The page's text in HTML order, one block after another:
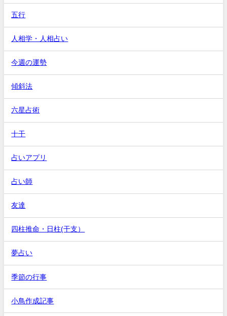
五行
人相学・人相占い
今週の運勢
傾斜法
六星占術
十干
占いアプリ
占い師
友達
四柱推命・日柱(干支）
夢占い
季節の行事
小鳥作成記事